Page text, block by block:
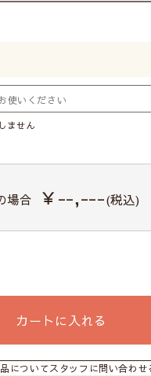
ません
場合 ￥--,---(税込)
カートに入れる
についてスタッフに問い合わせ